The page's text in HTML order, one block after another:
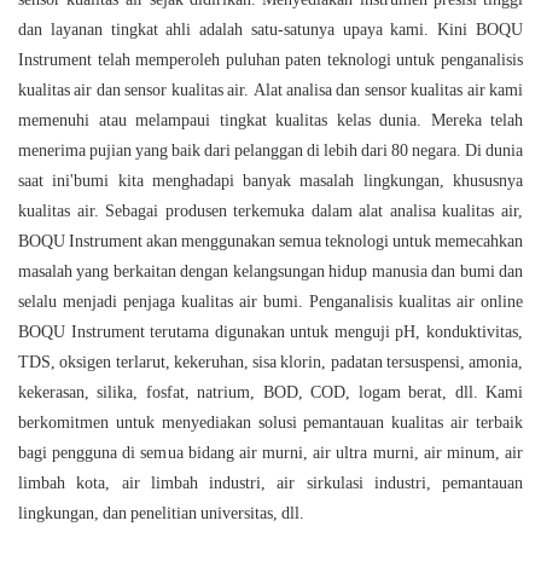
dan layanan tingkat ahli adalah satu-satunya upaya kami. Kini BOQU
Instrument telah memperoleh puluhan paten teknologi untuk penganalisis
kualitas air dan sensor kualitas air. Alat analisa dan sensor kualitas air kami
memenuhi atau melampaui tingkat kualitas kelas dunia. Mereka telah
menerima pujian yang baik dari pelanggan di lebih dari 80 negara. Di dunia
saat ini'bumi kita menghadapi banyak masalah lingkungan, khususnya
kualitas air. Sebagai produsen terkemuka dalam alat analisa kualitas air,
BOQU Instrument akan menggunakan semua teknologi untuk memecahkan
masalah yang berkaitan dengan kelangsungan hidup manusia dan bumi dan
selalu menjadi penjaga kualitas air bumi. Penganalisis kualitas air online
BOQU Instrument terutama digunakan untuk menguji pH, konduktivitas,
TDS, oksigen terlarut, kekeruhan, sisa klorin, padatan tersuspensi, amonia,
kekerasan, silika, fosfat, natrium, BOD, COD, logam berat, dll. Kami
berkomitmen untuk menyediakan solusi pemantauan kualitas air terbaik
bagi pengguna di semua bidang air murni, air ultra murni, air minum, air
limbah kota, air limbah industri, air sirkulasi industri, pemantauan
lingkungan, dan penelitian universitas, dll.